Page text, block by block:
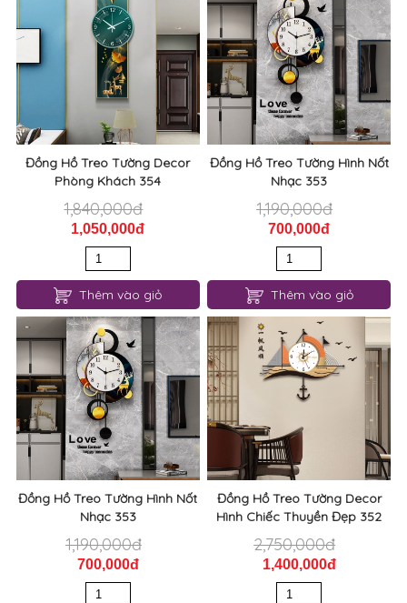
Đồng Hồ Treo Tường Decor
Phòng Khách 354
1,840,000đ
1,050,000đ
Thêm vào giỏ
Đồng Hồ Treo Tường Hình Nốt
Nhạc 353
1,190,000đ
700,000đ
Thêm vào giỏ
Đồng Hồ Treo Tường Hình Nốt
Nhạc 353
1,190,000đ
700,000đ
Thêm vào giỏ
Đồng Hồ Treo Tường Decor
Hình Chiếc Thuyền Đẹp 352
2,750,000đ
1,400,000đ
Thêm vào giỏ